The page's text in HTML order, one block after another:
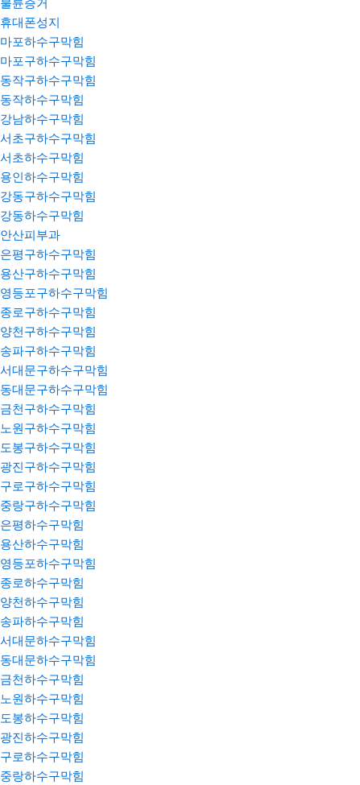
불륜증거
휴대폰성지
마포하수구막힘
마포구하수구막힘
동작구하수구막힘
동작하수구막힘
강남하수구막힘
서초구하수구막힘
서초하수구막힘
용인하수구막힘
강동구하수구막힘
강동하수구막힘
안산피부과
은평구하수구막힘
용산구하수구막힘
영등포구하수구막힘
종로구하수구막힘
양천구하수구막힘
송파구하수구막힘
서대문구하수구막힘
동대문구하수구막힘
금천구하수구막힘
노원구하수구막힘
도봉구하수구막힘
광진구하수구막힘
구로구하수구막힘
중랑구하수구막힘
은평하수구막힘
용산하수구막힘
영등포하수구막힘
종로하수구막힘
양천하수구막힘
송파하수구막힘
서대문하수구막힘
동대문하수구막힘
금천하수구막힘
노원하수구막힘
도봉하수구막힘
광진하수구막힘
구로하수구막힘
중랑하수구막힘